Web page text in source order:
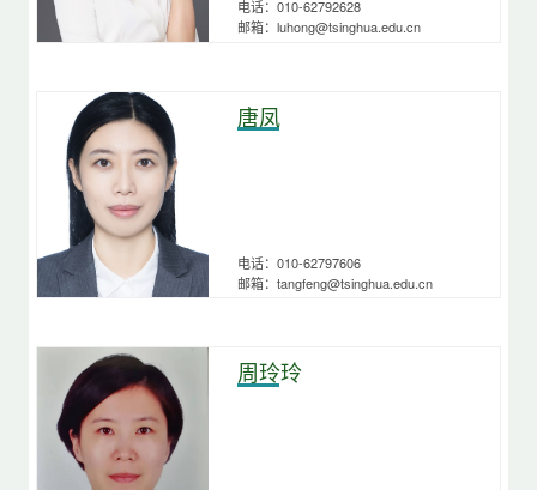
电话：010-62792628
邮箱：luhong@tsinghua.edu.cn
唐凤
电话：010-62797606
邮箱：tangfeng@tsinghua.edu.cn
周玲玲